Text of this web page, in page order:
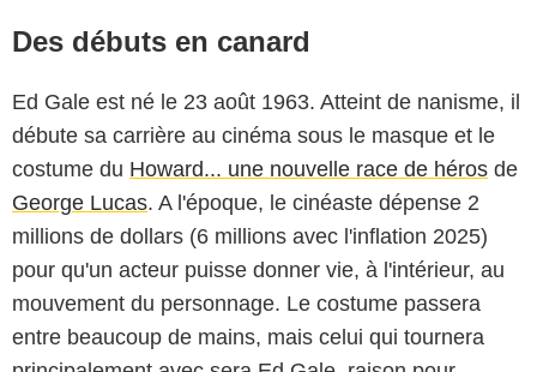
Des débuts en canard
Ed Gale est né le 23 août 1963. Atteint de nanisme, il
débute sa carrière au cinéma sous le masque et le
costume du Howard... une nouvelle race de héros de
George Lucas. A l'époque, le cinéaste dépense 2
millions de dollars (6 millions avec l'inflation 2025)
pour qu'un acteur puisse donner vie, à l'intérieur, au
mouvement du personnage. Le costume passera
entre beaucoup de mains, mais celui qui tournera